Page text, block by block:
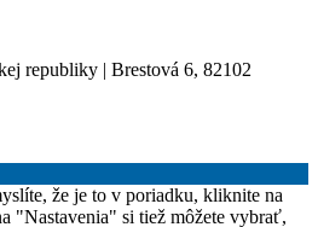
republiky | Brestová 6, 82102
že je to v poriadku, kliknite na
"Nastavenia" si tiež môžete vybrať,